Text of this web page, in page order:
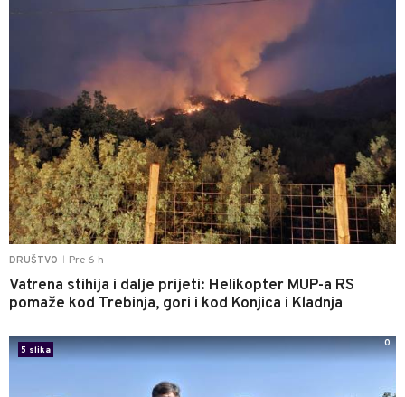
DRUŠTVO Pre 6 h
Vatrena stihija i dalje prijeti: Helikopter MUP-a RS
pomaže kod Trebinja, gori i kod Konjica i Kladnja
5 slika
0